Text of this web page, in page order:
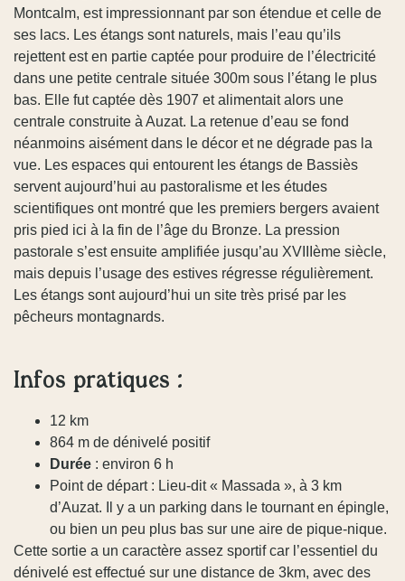
Montcalm, est impressionnant par son étendue et celle de
ses lacs. Les étangs sont naturels, mais l’eau qu’ils
rejettent est en partie captée pour produire de l’électricité
dans une petite centrale située 300m sous l’étang le plus
bas. Elle fut captée dès 1907 et alimentait alors une
centrale construite à Auzat. La retenue d’eau se fond
néanmoins aisément dans le décor et ne dégrade pas la
vue. Les espaces qui entourent les étangs de Bassiès
servent aujourd’hui au pastoralisme et les études
scientifiques ont montré que les premiers bergers avaient
pris pied ici à la fin de l’âge du Bronze. La pression
pastorale s’est ensuite amplifiée jusqu’au XVIIIème siècle,
mais depuis l’usage des estives régresse régulièrement.
Les étangs sont aujourd’hui un site très prisé par les
pêcheurs montagnards.
Infos pratiques :
12 km
864 m de dénivelé positif
Durée : environ 6 h
Point de départ : Lieu-dit « Massada », à 3 km
d’Auzat. Il y a un parking dans le tournant en épingle,
ou bien un peu plus bas sur une aire de pique-nique.
Cette sortie a un caractère assez sportif car l’essentiel du
dénivelé est effectué sur une distance de 3km, avec des